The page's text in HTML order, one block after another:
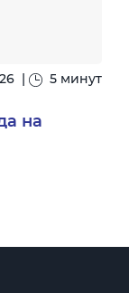
| 5 минут
на